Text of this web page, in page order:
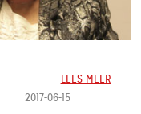
LEES MEER
2017-06-15